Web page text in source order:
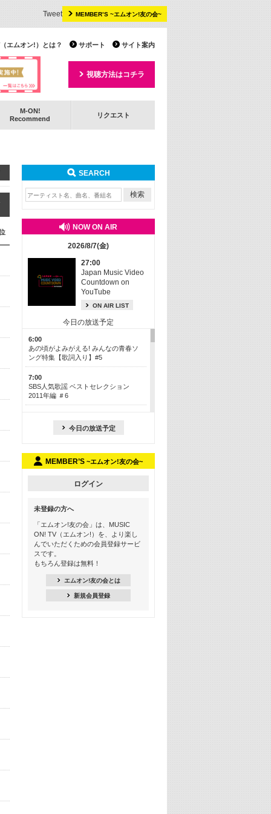
MEMBER’S ~エムオン!友の会~
Tweet
サイト案内
サポート
エムオン!）とは？
視聴方法はコチラ
M-ON!
Recommend
リクエスト
SEARCH
NOW ON AIR
2026/8/7(金)
27:00
Japan Music Video
Countdown on
YouTube
ON AIR LIST
今日の放送予定
6:00
あの頃がよみがえる! みんなの青春ソ
ング特集【歌詞入り】#5
7:00
SBS人気歌謡 ベストセレクション
2011年編 ＃6
今も昔も愛される鉄板カラオケメドレ
ー【歌詞入り】 一挙5時間！
13:30
Apple Music カウントダウン 20
16:30
あのころK-POPヒッツ! 2018→2021年
18:30
M-ON! Countdown K
今日の放送予定
MEMBER’S ~エムオン!友の会~
ログイン
未登録の方へ
「エムオン!友の会」は、MUSIC
ON! TV（エムオン!）を、より楽し
んでいただくための会員登録サービ
スです。
もちろん登録は無料！
エムオン!友の会とは
新規会員登録